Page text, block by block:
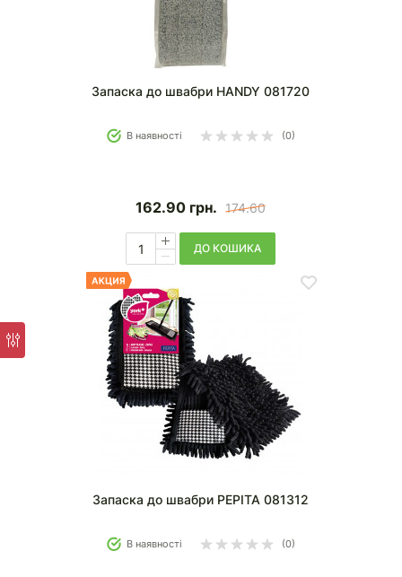
Запаска до швабри HANDY 081720
В наявності (0)
162.90 грн. 174.60
ДО КОШИКА
Запаска до швабри PEPITA 081312
В наявності (0)